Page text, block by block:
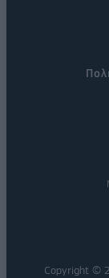
Copyright ©